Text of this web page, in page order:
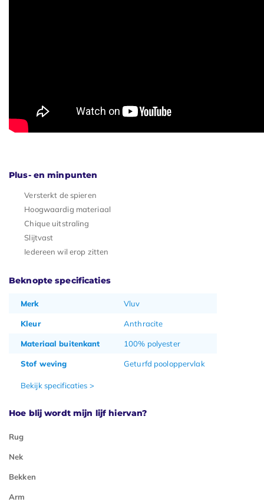
Plus- en minpunten
Versterkt de spieren
Hoogwaardig materiaal
Chique uitstraling
Slijtvast
Iedereen wil erop zitten
Beknopte specificaties
Merk Vluv
Kleur Anthracite
Materiaal buitenkant 100% polyester
Stof weving Geturfd pooloppervlak
Bekijk specificaties >
Hoe blij wordt mijn lijf hiervan?
Rug
Nek
Bekken
Arm